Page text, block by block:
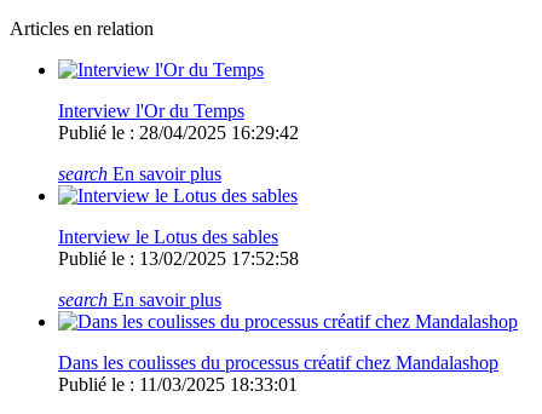
Articles en relation
Interview l'Or du Temps
Publié le : 28/04/2025 16:29:42
search En savoir plus
Interview le Lotus des sables
Publié le : 13/02/2025 17:52:58
search En savoir plus
Dans les coulisses du processus créatif chez Mandalashop
Publié le : 11/03/2025 18:33:01